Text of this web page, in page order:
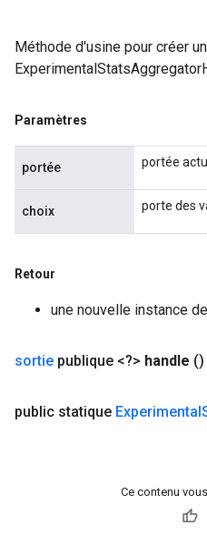
Méthode d'usine pour créer
Paramètres
portée portée
choix porte des
Retour
une nouvelle instance
sortie publique <?> handle ()
public statique Experimental
Ce contenu